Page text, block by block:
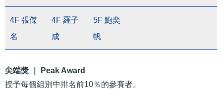
4F 張傑
名
4F 羅子
成
5F 鮑奕
帆
尖端獎 ｜ Peak Award
授予每個組別中排名前10％的參賽者。